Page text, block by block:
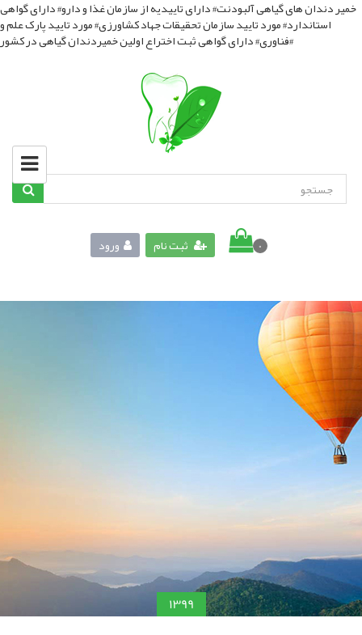
خمیر دندان های گیاهی آلبودنت# دارای تاییدیه از سازمان غذا و دارو# دارای گواهی
استاندارد# مورد تایید سازمان تحقیقات جهاد کشاورزی# مورد تایید پارک علم و
فناوری# دارای گواهی ثبت اختراع اولین خمیردندان گیاهی در کشور#
ورود ثبت نام 0
1399